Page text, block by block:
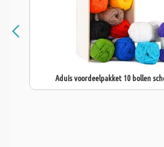
Aduis voordeelpakket 10 bollen